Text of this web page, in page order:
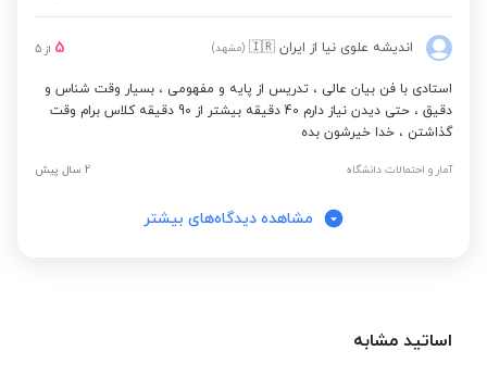
اندیشه علوی نیا از ایران 🇮🇷 (مشهد) 5 از 5
استادی با فن بیان عالی ، تدریس از پایه و مفهومی ، بسیار وقت شناس و
دقیق ، حتی دیدن نیاز دارم 40 دقیقه بیشتر از 90 دقیقه کلاس برام وقت
گذاشتن ، خدا خیرشون بده
آمار و احتمالات دانشگاه 2 سال پیش
مشاهده دیدگاه‌های بیشتر
اساتید مشابه